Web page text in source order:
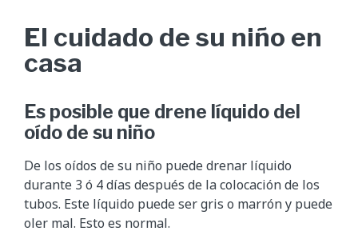
El cuidado de su niño en
casa
Es posible que drene líquido del
oído de su niño
De los oídos de su niño puede drenar líquido
durante 3 ó 4 días después de la colocación de los
tubos. Este líquido puede ser gris o marrón y puede
oler mal. Esto es normal.